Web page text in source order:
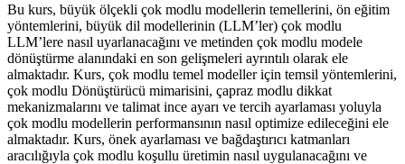
Bu kurs, büyük ölçekli çok modlu modellerin temellerini, ön eğitim
yöntemlerini, büyük dil modellerinin (LLM’ler) çok modlu
LLM’lere nasıl uyarlanacağını ve metinden çok modlu modele
dönüştürme alanındaki en son gelişmeleri ayrıntılı olarak ele
almaktadır. Kurs, çok modlu temel modeller için temsil yöntemlerini,
çok modlu Dönüştürücü mimarisini, çapraz modlu dikkat
mekanizmalarını ve talimat ince ayarı ve tercih ayarlaması yoluyla
çok modlu modellerin performansının nasıl optimize edileceğini ele
almaktadır. Kurs, önek ayarlaması ve bağdaştırıcı katmanları
aracılığıyla çok modlu koşullu üretimin nasıl uygulanacağını ve